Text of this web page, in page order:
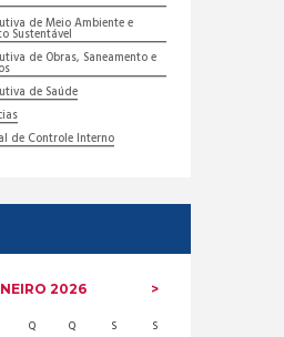
de Meio Ambiente e
Sustentável
de Obras, Saneamento e
de Saúde
de Controle Interno
2026
Q Q S S